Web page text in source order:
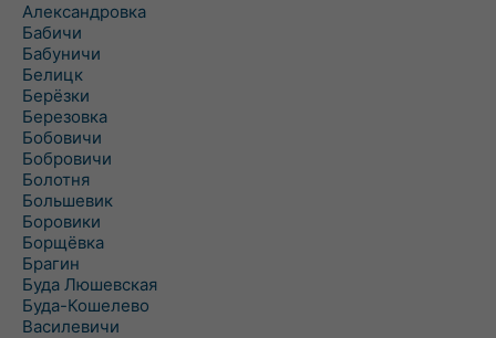
Александровка
Бабичи
Бабуничи
Белицк
Берёзки
Березовка
Бобовичи
Бобровичи
Болотня
Большевик
Боровики
Борщёвка
Брагин
Буда Люшевская
Буда-Кошелево
Василевичи